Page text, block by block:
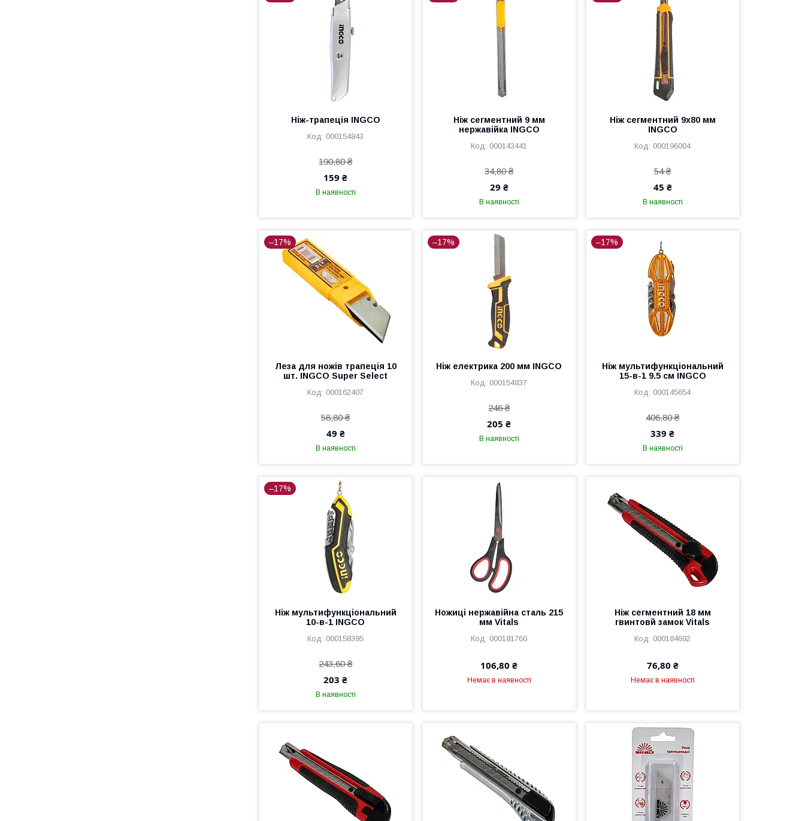
Ніж-трапеція INGCO
000154843
190,80 ₴
159 ₴
В наявності
Ніж сегментний 9 мм
нержавійка INGCO
000143441
34,80 ₴
29 ₴
В наявності
Ніж сегментний 9х80 мм
INGCO
000196004
54 ₴
45 ₴
В наявності
–17%
Леза для ножів трапеція 10
шт. INGCO Super Select
000162407
58,80 ₴
49 ₴
В наявності
–17%
Ніж електрика 200 мм INGCO
000154837
246 ₴
205 ₴
В наявності
–17%
Ніж мультифункціональний
15-в-1 9.5 см INGCO
000145654
406,80 ₴
339 ₴
В наявності
–17%
Ніж мультифункціональний
10-в-1 INGCO
000158395
243,60 ₴
203 ₴
В наявності
Ножиці нержавійна сталь 215
мм Vitals
000181760
106,80 ₴
Немає в наявності
Ніж сегментний 18 мм
гвинтовй замок Vitals
000184692
76,80 ₴
Немає в наявності